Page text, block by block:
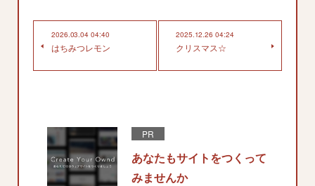
2026.03.04 04:40
はちみつレモン
2025.12.26 04:24
クリスマス☆
PR
あなたもサイトをつくって
みませんか